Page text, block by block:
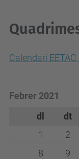
Calendari
Febrer 2021
dl
dt
1
2
8
9